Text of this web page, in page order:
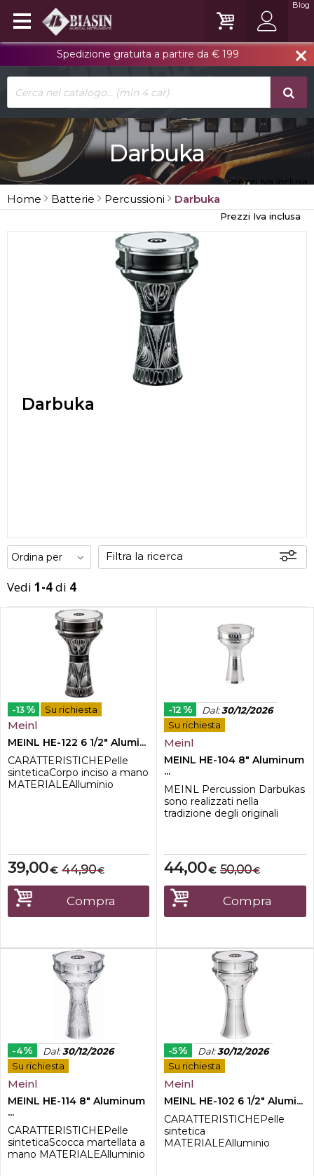
close
Spedizione gratuita a partire da € 199
Blog
Darbuka
Prezzi Iva inclusa
Home Batterie Percussioni Darbuka
Prezzi Iva inclusa
Darbuka
Filtra la ricerca
Vedi 1-4di 4
-13 % Su richiesta
Meinl
MEINL HE-122 6 1/2" Alumi...
CARATTERISTICHEPelle
sinteticaCorpo inciso a mano
MATERIALEAlluminio
€
39,00 €
44,90
Compra
-12 % Dal:30/12/2026
Su richiesta
Meinl
MEINL HE-104 8" Aluminum
...
MEINL Percussion Darbukas
sono realizzati nella
tradizione degli originali
del Medio Oriente e dell'Asia
meridionale. I nostri darbuka
sono costruiti da sottili gusci
in vari metalli, ognuno dei
quali conferisce a...
€
44,00 €
50,00
Compra
-4% Dal:30/12/2026
Su richiesta
Meinl
MEINL HE-114 8" Aluminum
...
CARATTERISTICHEPelle
sinteticaScocca martellata a
mano MATERIALEAlluminio
-5% Dal:30/12/2026
Su richiesta
Meinl
MEINL HE-102 6 1/2" Alumi...
CARATTERISTICHEPelle
sintetica
MATERIALEAlluminio